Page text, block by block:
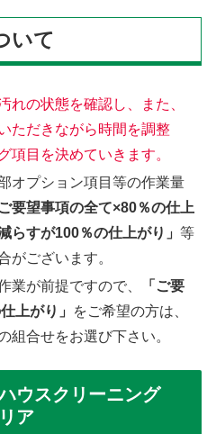
いて
れの状態を確認し、また、
ただきながら時間を調整
項目を決めていきます。
オプション項目等の作業量
ご要望事項の全て×80％の仕上
らすが100％の仕上がり」等
がございます。
業が前提ですので、
「ご要
上がり」
をご希望の方は、
組合せをお選び下さい。
ウスクリーニング
ア